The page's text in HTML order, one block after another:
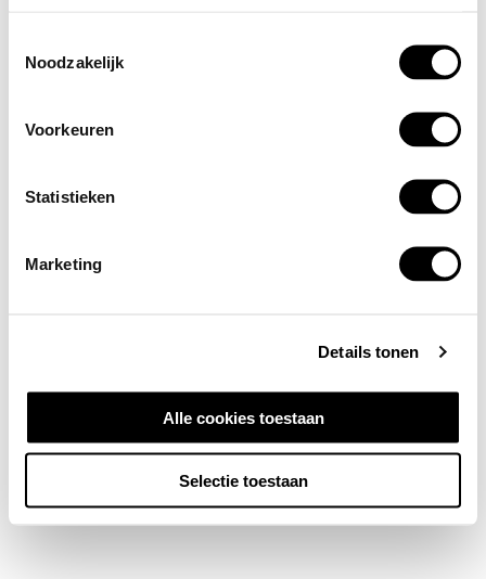
Noodzakelijk
Voorkeuren
Statistieken
Marketing
Details tonen
Alle cookies toestaan
Selectie toestaan